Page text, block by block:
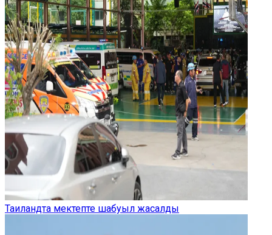
Таиландта мектепте шабуыл жасалды